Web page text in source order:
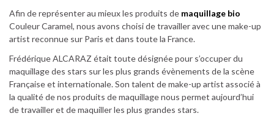
Afin de représenter au mieux les produits de maquillage bio
Couleur Caramel, nous avons choisi de travailler avec une make-up
artist reconnue sur Paris et dans toute la France.
Frédérique ALCARAZ était toute désignée pour s’occuper du
maquillage des stars sur les plus grands évènements de la scène
Française et internationale. Son talent de make-up artist associé à
la qualité de nos produits de maquillage nous permet aujourd’hui
de travailler et de maquiller les plus grandes stars.